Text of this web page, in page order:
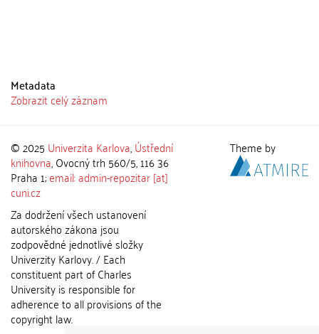
Metadata
Zobrazit celý záznam
© 2025 Univerzita Karlova,Ústřední
knihovna, Ovocný trh 560/5, 116 36
Praha 1;email: admin-repozitar [at]
cuni.cz
Za dodržení všech ustanovení
autorského zákona jsou
zodpovědné jednotlivé složky
Univerzity Karlovy. / Each
constituent part of Charles
University is responsible for
adherence to all provisions of the
copyright law.
Theme by